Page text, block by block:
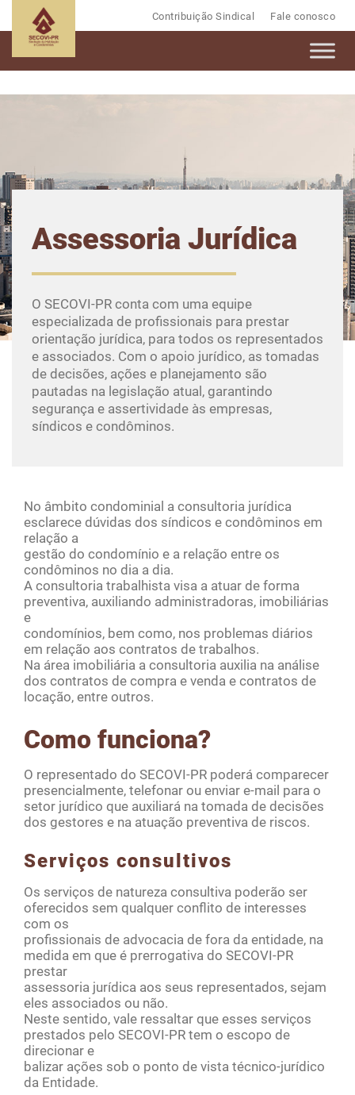
Contribuição Sindical Fale conosco
Assessoria Jurídica
O SECOVI-PR conta com uma equipe
especializada de profissionais para prestar
orientação jurídica, para todos os representados
e associados. Com o apoio jurídico, as tomadas
de decisões, ações e planejamento são
pautadas na legislação atual, garantindo
segurança e assertividade às empresas,
síndicos e condôminos.
No âmbito condominial a consultoria jurídica
esclarece dúvidas dos síndicos e condôminos em
relação a
gestão do condomínio e a relação entre os
condôminos no dia a dia.
A consultoria trabalhista visa a atuar de forma
preventiva, auxiliando administradoras, imobiliárias
e
condomínios, bem como, nos problemas diários
em relação aos contratos de trabalhos.
Na área imobiliária a consultoria auxilia na análise
dos contratos de compra e venda e contratos de
locação, entre outros.
Como funciona?
O representado do SECOVI-PR poderá comparecer
presencialmente, telefonar ou enviar e-mail para o
setor jurídico que auxiliará na tomada de decisões
dos gestores e na atuação preventiva de riscos.
Serviços consultivos
Os serviços de natureza consultiva poderão ser
oferecidos sem qualquer conflito de interesses
com os
profissionais de advocacia de fora da entidade, na
medida em que é prerrogativa do SECOVI-PR
prestar
assessoria jurídica aos seus representados, sejam
eles associados ou não.
Neste sentido, vale ressaltar que esses serviços
prestados pelo SECOVI-PR tem o escopo de
direcionar e
balizar ações sob o ponto de vista técnico-jurídico
da Entidade.